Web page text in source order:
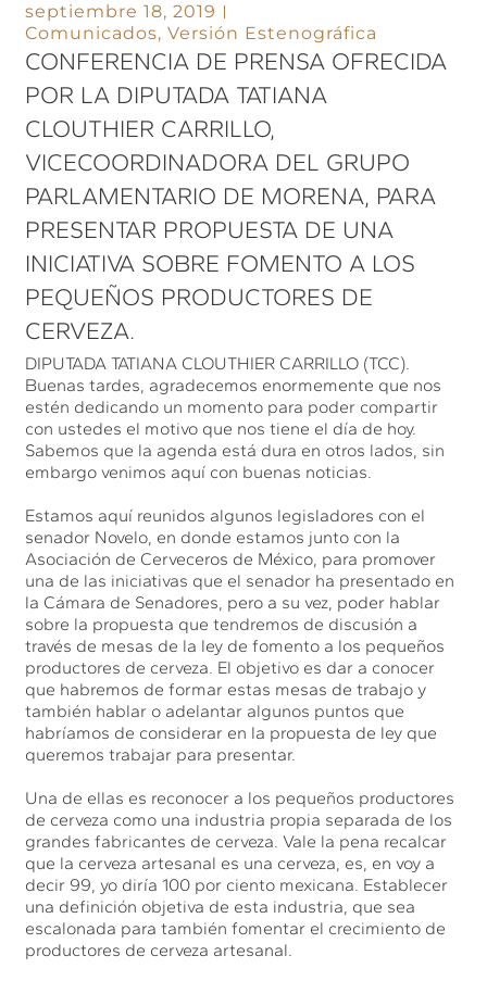
septiembre 18, 2019
Comunicados,Versión Estenográfica
CONFERENCIA DE PRENSA OFRECIDA
POR LA DIPUTADA TATIANA
CLOUTHIER CARRILLO,
VICECOORDINADORA DEL GRUPO
PARLAMENTARIO DE MORENA, PARA
PRESENTAR PROPUESTA DE UNA
INICIATIVA SOBRE FOMENTO A LOS
PEQUEÑOS PRODUCTORES DE
CERVEZA.
DIPUTADA TATIANA CLOUTHIER CARRILLO (TCC).
Buenas tardes, agradecemos enormemente que nos
estén dedicando un momento para poder compartir
con ustedes el motivo que nos tiene el día de hoy.
Sabemos que la agenda está dura en otros lados, sin
embargo venimos aquí con buenas noticias.
Estamos aquí reunidos algunos legisladores con el
senador Novelo, en donde estamos junto con la
Asociación de Cerveceros de México, para promover
una de las iniciativas que el senador ha presentado en
la Cámara de Senadores, pero a su vez, poder hablar
sobre la propuesta que tendremos de discusión a
través de mesas de la ley de fomento a los pequeños
productores de cerveza. El objetivo es dar a conocer
que habremos de formar estas mesas de trabajo y
también hablar o adelantar algunos puntos que
habríamos de considerar en la propuesta de ley que
queremos trabajar para presentar.
Una de ellas es reconocer a los pequeños productores
de cerveza como una industria propia separada de los
grandes fabricantes de cerveza. Vale la pena recalcar
que la cerveza artesanal es una cerveza, es, en voy a
decir 99, yo diría 100 por ciento mexicana. Establecer
una definición objetiva de esta industria, que sea
escalonada para también fomentar el crecimiento de
productores de cerveza artesanal.